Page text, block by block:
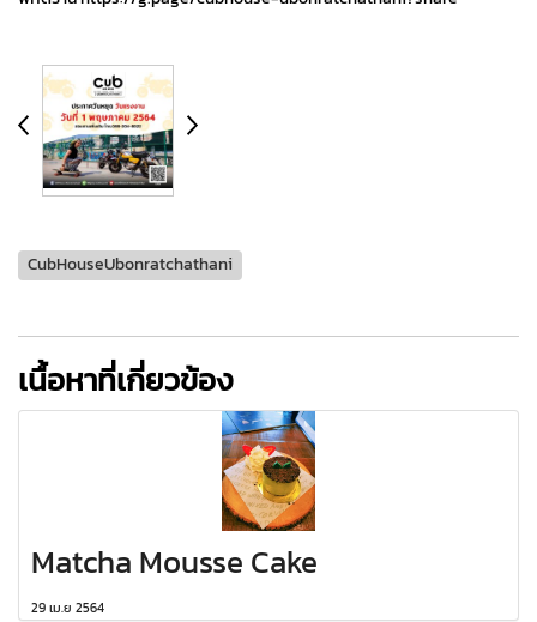
CubHouseUbonratchathani
เนื้อหาที่เกี่ยวข้อง
Matcha Mousse Cake
29 เม.ย 2564